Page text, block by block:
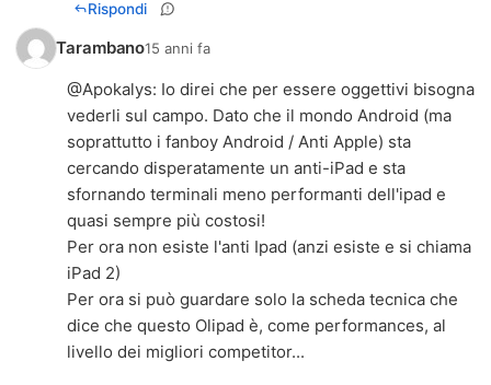
Rispondi
Tarambano15 anni fa
@Apokalys: Io direi che per essere oggettivi bisogna
vederli sul campo. Dato che il mondo Android (ma
soprattutto i fanboy Android / Anti Apple) sta
cercando disperatamente un anti-iPad e sta
sfornando terminali meno performanti dell'ipad e
quasi sempre più costosi!
Per ora non esiste l'anti Ipad (anzi esiste e si chiama
iPad 2)
Per ora si può guardare solo la scheda tecnica che
dice che questo Olipad è, come performances, al
livello dei migliori competitor...